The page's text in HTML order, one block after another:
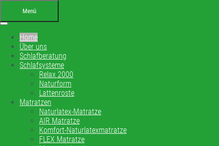
Menü
Home
Über uns
Schlafberatung
Schlafsysteme
Relax 2000
Naturform
Lattenroste
Matratzen
Naturlatex-Matratze
AIR Matratze
Komfort-Naturlatexmatratze
FLEX Matratze
Ihr Bettenfachgeschäft in
Altensteig
Matratzenberatung und